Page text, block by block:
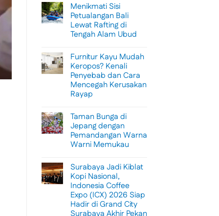
Menikmati Sisi
Petualangan Bali
Lewat Rafting di
Tengah Alam Ubud
on
Menikmati
Sisi
Petualangan
Bali
Lewat
Rafting
Alam
Ubud
Furnitur Kayu Mudah
Keropos? Kenali
Penyebab dan Cara
Mencegah Kerusakan
Rayap
on
Furnitur
Kayu
Mudah
Keropos?
Kenali
Cara
Mencegah
Kerusakan
Rayap
Taman Bunga di
Jepang dengan
Pemandangan Warna
Warni Memukau
on
Taman
Bunga
di
Jepang
dengan
Pemandangan
Warna
Surabaya Jadi Kiblat
Kopi Nasional,
Indonesia Coffee
Expo (ICX) 2026 Siap
Hadir di Grand City
Surabaya Akhir Pekan